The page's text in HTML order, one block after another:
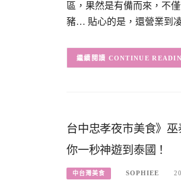
區，果然是有備而來，不
豬… 貼心的是，還營業到
CONTINUE
台中忠孝夜市美食》
你一秒神遊到泰國！
中台灣美食 SOPHIEE